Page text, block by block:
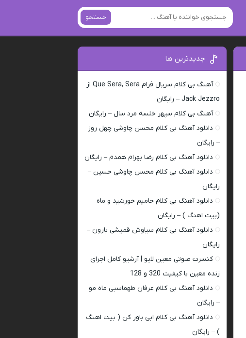
جستجو
جدیدترین ها
آهنگ بی کلام سریال فرام Que Sera, Sera از
Jack Jezzro – رایگان
آهنگ بی کلام سپهر خلسه مرد سال – رایگان
دانلود آهنگ بی کلام محسن چاوشی چهل روز
– رایگان
دانلود آهنگ بی کلام رضا بهرام همدم – رایگان
دانلود آهنگ بی کلام محسن چاوشی حسین –
رایگان
دانلود آهنگ بی کلام حامیم خورشید و ماه
(بیت اهنگ ) – رایگان
دانلود آهنگ بی کلام سیاوش قمیشی بارون –
رایگان
کنسرت صوتی معین لایو | آرشیو کامل اجرای
زنده معین با کیفیت 320 و 128
دانلود آهنگ بی کلام عرفان طهماسبی ماه مو
– رایگان
دانلود آهنگ بی کلام ابی باور کن ( بیت اهنگ
) – رایگان